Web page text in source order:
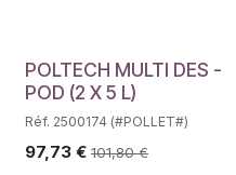
POLTECH MULTI DES -
POD (2 X 5 L)
Réf. 2500174 (#POLLET#)
97,73 € 101,80€